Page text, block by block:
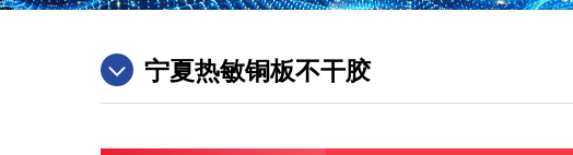
宁夏热敏铜板不干胶